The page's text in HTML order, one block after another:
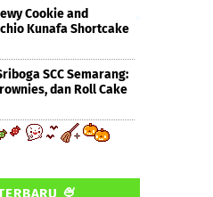
Cookie and
Kunafa Shortcake
SCC Semarang:
dan Roll Cake
🍨